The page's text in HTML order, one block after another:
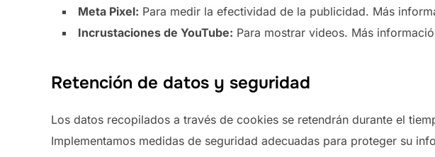
Meta Pixel: Para medir la efectividad de la publicidad. Más
Incrustaciones de YouTube: Para mostrar videos. Más
Retención de datos y seguridad
Los datos recopilados a través de cookies se retendrán durante el
Implementamos medidas de seguridad adecuadas para proteger su